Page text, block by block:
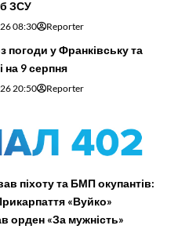
ЗСУ
08:30 Reporter
погоди у Франківську та
на 9 серпня
20:50 Reporter
піхоту та БМП окупантів:
«Вуйко»
орден «За мужність»